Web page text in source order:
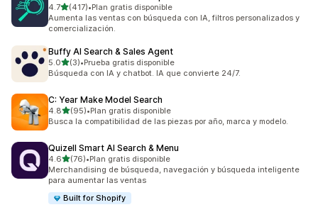
4.7de 5 estrellas
(417)
417 reseñas en total
•Plan gratis disponible
Aumenta las ventas con búsqueda con IA, filtros personalizados y
comercialización.
Buffy AI Search & Sales Agent
5.0de 5 estrellas
(3)
3 reseñas en total
•Prueba gratis disponible
Búsqueda con IA y chatbot. IA que convierte 24/7.
C: Year Make Model Search
4.8de 5 estrellas
(95)
95 reseñas en total
•Plan gratis disponible
Busca la compatibilidad de las piezas por año, marca y modelo.
Quizell Smart AI Search & Menu
4.6de 5 estrellas
(76)
76 reseñas en total
•Plan gratis disponible
Merchandising de búsqueda, navegación y búsqueda inteligente
para aumentar las ventas
Built for Shopify